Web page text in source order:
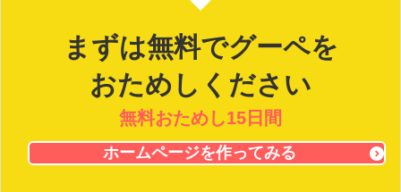
まずは無料でグーペを
おためしください
無料おためし15日間
ホームページを作ってみる